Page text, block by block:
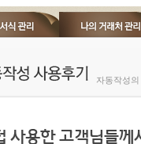
자동작성